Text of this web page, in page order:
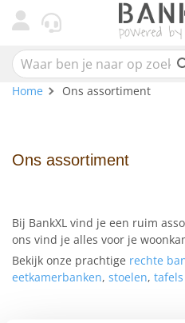
Home
Ons assortiment
Ons assortiment
Bij BankXL vind je een ruim
ons vind je alles voor je
Bekijk onze prachtige rechte
eetkamerbanken, stoelen, tafels